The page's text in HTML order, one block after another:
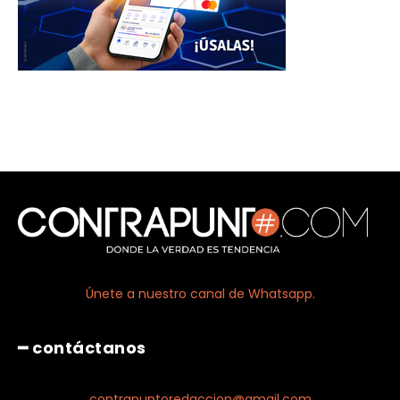
Únete a nuestro canal de Whatsapp.
━ contáctanos